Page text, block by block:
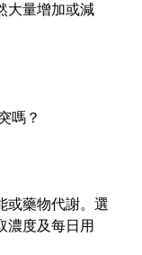
大量增加或減
嗎？
或藥物代謝。選
濃度及每日用